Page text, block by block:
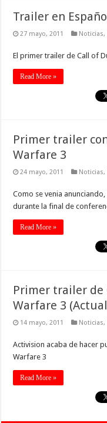
Trailer en
27 mayo, 2011 Noticias,
El primer trailer de Call of
Read More »
Primer trailer
Warfare 3
24 mayo, 2011 Noticias,
Como se venia
durante la final de
Read More »
Primer trailer de
Warfare 3
14 mayo, 2011 Noticias,
Activision acaba de hacer
Warfare 3
Read More »